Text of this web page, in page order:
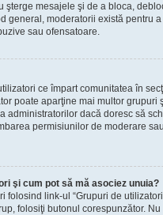
şterge mesajele şi de a bloca,
general, moderatorii există pentru
sau ofensatoare.
ce împart comunitatea în
poate aparţine mai multor grupuri
administratorilor dacă doresc să
permisiunilor de moderare
şi cum pot să mă asociez unuia?
folosind link-ul “Grupuri de
folosiţi butonul corespunzător.